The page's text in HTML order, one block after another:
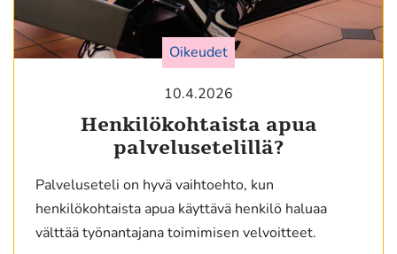
Oikeudet
10.4.2026
Henkilökohtaista apua
palvelusetelillä?
Palveluseteli on hyvä vaihtoehto, kun
henkilökohtaista apua käyttävä henkilö haluaa
välttää työnantajana toimimisen velvoitteet.